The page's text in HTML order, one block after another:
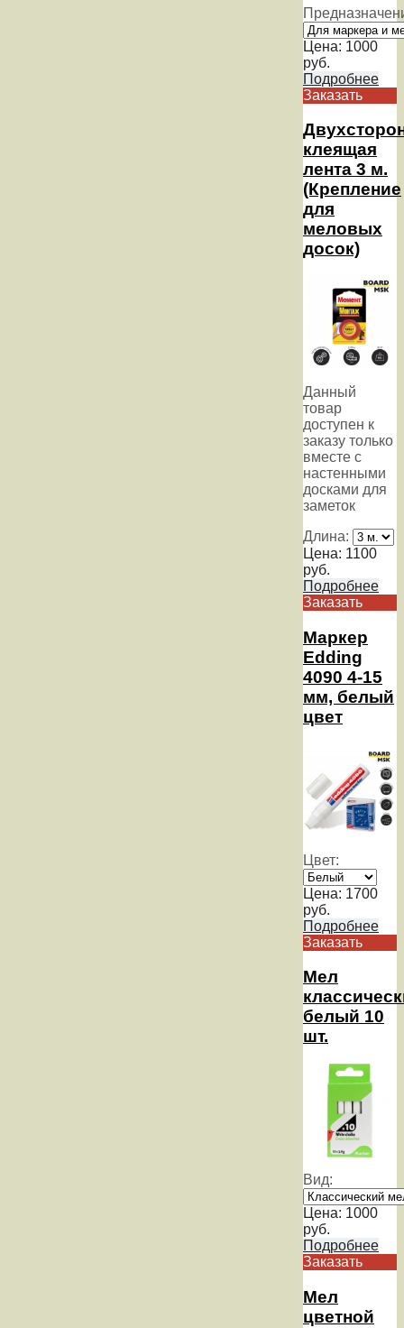
Цена: 1000
руб.
Подробнее
Заказать
клеящая
лента 3 м.
(Крепление
для
меловых
досок)
Данный
товар
доступен к
заказу только
вместе с
настенными
досками для
заметок
Длина:
Цена: 1100
руб.
Подробнее
Заказать
Маркер
Edding
4090 4-15
мм, белый
цвет
Цвет:
Цена: 1700
руб.
Подробнее
Заказать
Мел
белый 10
шт.
Вид:
Цена: 1000
руб.
Подробнее
Заказать
Мел
цветной